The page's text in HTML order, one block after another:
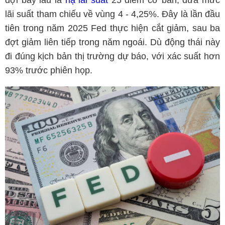
lãi suất tham chiếu về vùng 4 - 4,25%. Đây là lần đầu
tiên trong năm 2025 Fed thực hiện cắt giảm, sau ba
đợt giảm liên tiếp trong năm ngoái. Dù động thái này
đi đúng kịch bản thị trường dự báo, với xác suất hơn
93% trước phiên họp.